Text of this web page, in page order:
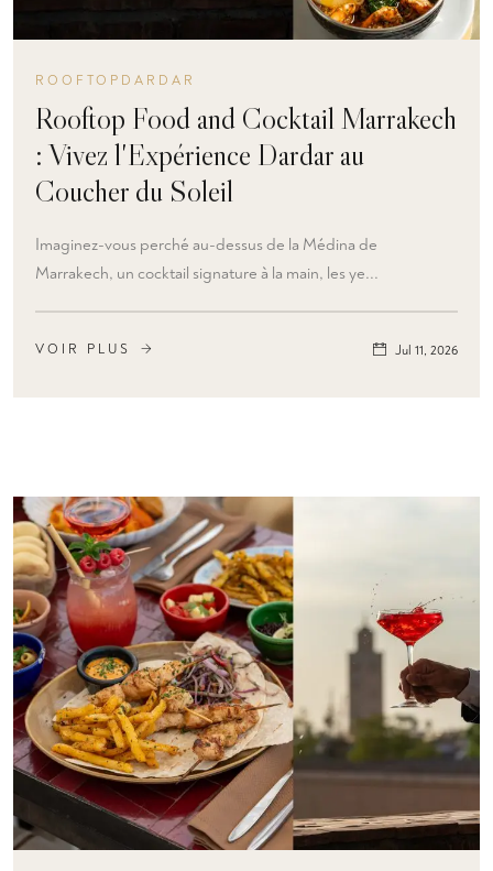
ROOFTOPDARDAR
Rooftop Food and Cocktail Marrakech
: Vivez l'Expérience Dardar au
Coucher du Soleil
Imaginez-vous perché au-dessus de la Médina de
Marrakech, un cocktail signature à la main, les ye...
VOIR PLUS Jul 11, 2026